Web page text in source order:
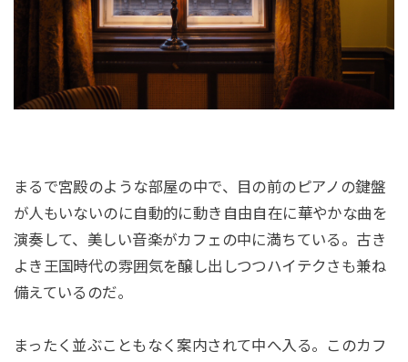
まるで宮殿のような部屋の中で、目の前のピアノの鍵盤
が人もいないのに自動的に動き自由自在に華やかな曲を
演奏して、美しい音楽がカフェの中に満ちている。古き
よき王国時代の雰囲気を醸し出しつつハイテクさも兼ね
備えているのだ。
まったく並ぶこともなく案内されて中へ入る。このカフ